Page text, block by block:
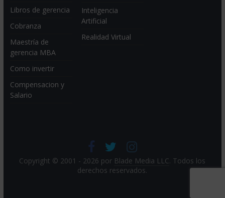
Libros de gerencia
Cobranza
Maestría de
gerencia MBA
Como invertir
Compensacion y
Salario
Inteligencia
Artificial
Realidad Virtual
Copyright © 2001 - 2026 por Blade Media LLC. Todos los
derechos reservados.